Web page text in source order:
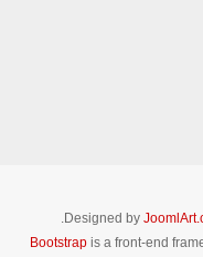
.
Bootstrap is a front-end